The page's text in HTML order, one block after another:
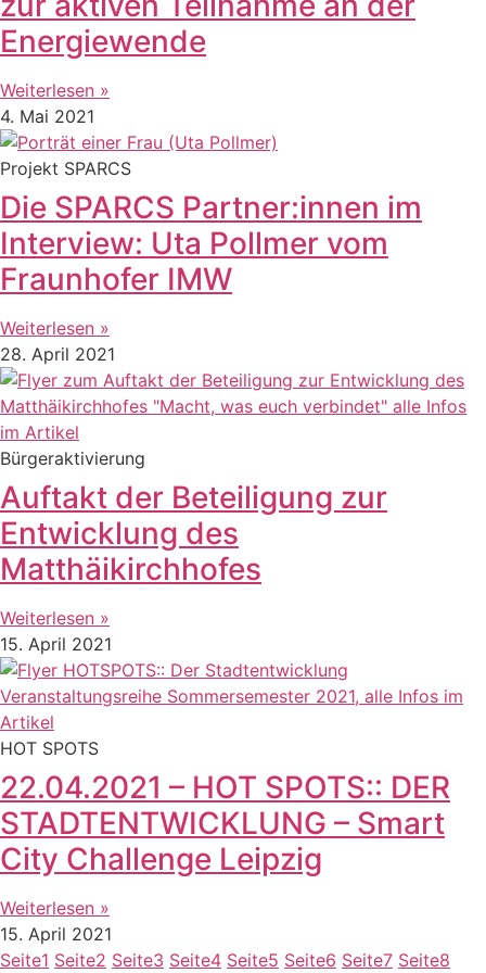
Energiewende
Weiterlesen »
4. Mai 2021
Projekt SPARCS
Die SPARCS Partner:innen im
Interview: Uta Pollmer vom
Fraunhofer IMW
Weiterlesen »
28. April 2021
Bürgeraktivierung
Auftakt der Beteiligung zur
Entwicklung des
Matthäikirchhofes
Weiterlesen »
15. April 2021
HOT SPOTS
22.04.2021 – HOT SPOTS:: DER
STADTENTWICKLUNG – Smart
City Challenge Leipzig
Weiterlesen »
15. April 2021
Seite1 Seite2 Seite3 Seite4 Seite5 Seite6 Seite7 Seite8